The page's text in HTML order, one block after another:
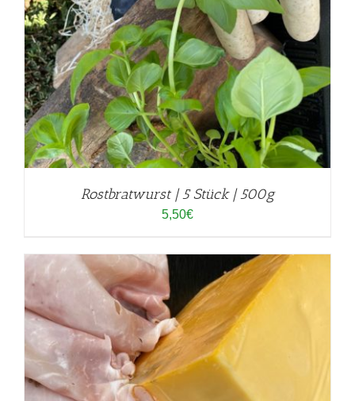
Rostbratwurst | 5 Stück | 500g
5,50€